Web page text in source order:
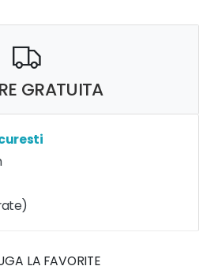
GRATUITA
LA FAVORITE